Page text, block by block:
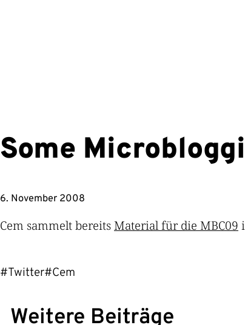
Some
6. November 2008
Cem sammelt bereitsMaterial für die MBC09
#Twitter#Cem
Weitere Beiträge